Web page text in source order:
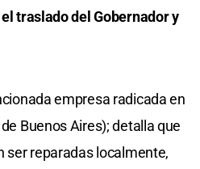
traslado del Gobernador y
empresa radicada en
Buenos Aires); detalla que
ser reparadas localmente,